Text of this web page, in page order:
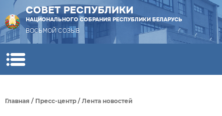
СОВЕТ РЕСПУБЛИКИ
НАЦИОНАЛЬНОГО СОБРАНИЯ РЕСПУБЛИКИ БЕЛАРУСЬ
ВОСЬМОЙ СОЗЫВ
Главная / Пресс-центр / Лента новостей